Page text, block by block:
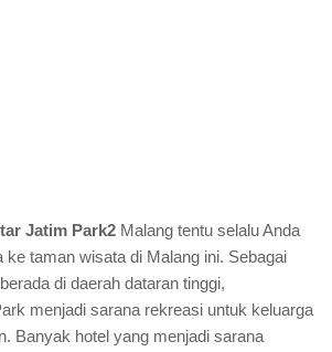
Jatim Park2 Malang tentu selalu Anda
ke taman wisata di Malang ini. Sebagai
di daerah dataran tinggi,
menjadi sarana rekreasi untuk keluarga
Banyak hotel yang menjadi sarana